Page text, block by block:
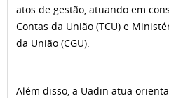
atos de gestão, atuando em
Contas da União (TCU) e
da União (CGU).
Além disso, a Uadin atua